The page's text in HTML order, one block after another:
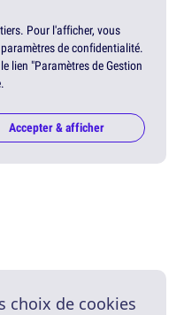
Pour l'afficher, vous
de confidentialité.
lien "Paramètres de Gestion
Accepter & afficher
choix de cookies